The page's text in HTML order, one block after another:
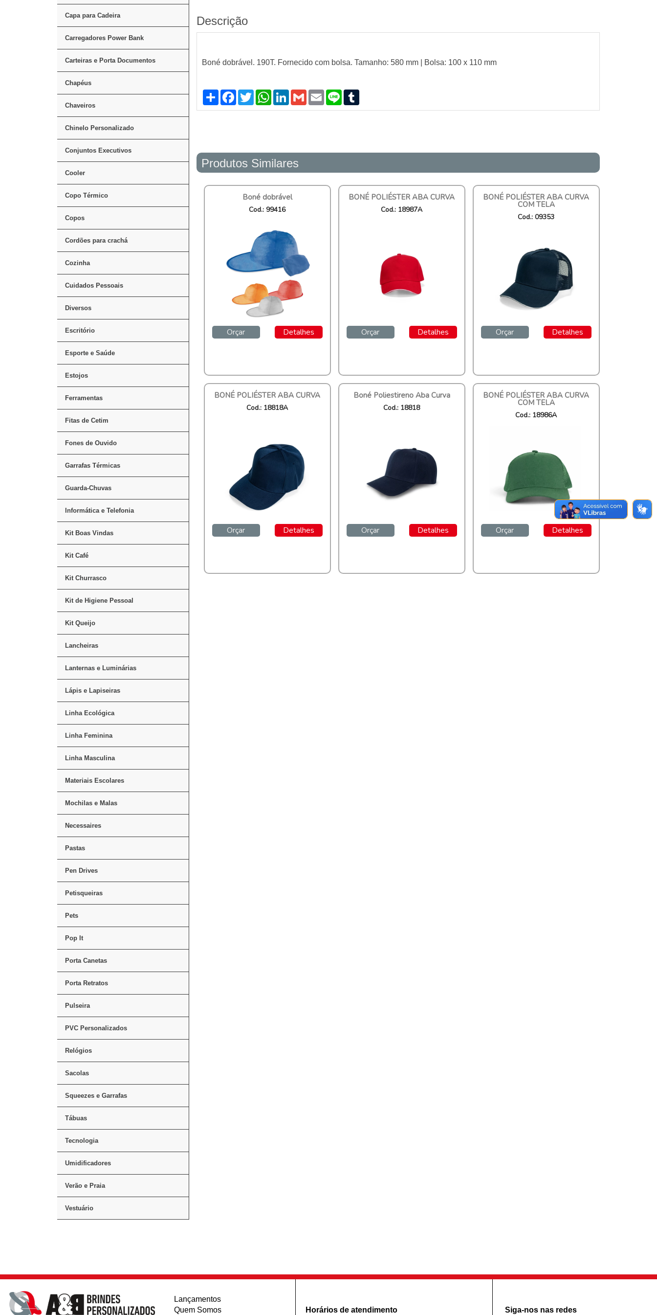
Capa para Cadeira
Carregadores Power Bank
Carteiras e Porta Documentos
Chapéus
Chaveiros
Chinelo Personalizado
Conjuntos Executivos
Cooler
Copo Térmico
Copos
Cordões para crachá
Cozinha
Cuidados Pessoais
Diversos
Escritório
Esporte e Saúde
Estojos
Ferramentas
Fitas de Cetim
Fones de Ouvido
Garrafas Térmicas
Guarda-Chuvas
Informática e Telefonia
Kit Boas Vindas
Kit Café
Kit Churrasco
Kit de Higiene Pessoal
Kit Queijo
Lancheiras
Lanternas e Luminárias
Lápis e Lapiseiras
Linha Ecológica
Linha Feminina
Linha Masculina
Materiais Escolares
Mochilas e Malas
Necessaires
Pastas
Pen Drives
Petisqueiras
Pets
Pop It
Porta Canetas
Porta Retratos
Pulseira
PVC Personalizados
Relógios
Sacolas
Squeezes e Garrafas
Tábuas
Tecnologia
Umidificadores
Verão e Praia
Vestuário
Descrição
Boné dobrável. 190T. Fornecido com bolsa. Tamanho: 580 mm | Bolsa: 100 x 110 mm
Compartilhar
Facebook
TwitterWhatsApp
LinkedIn
GmailEmailLine
Produtos Similares
Boné dobrável
Cod.: 99416
Orçar Detalhes
BONÉ POLIÉSTER ABA CURVA
Cod.: 18987A
Orçar Detalhes
BONÉ POLIÉSTER ABA CURVA
COM TELA
Cod.: 09353
Orçar Detalhes
BONÉ POLIÉSTER ABA CURVA
Cod.: 18818A
Orçar Detalhes
Boné Poliestireno Aba Curva
Cod.: 18818
Orçar Detalhes
BONÉ POLIÉSTER ABA CURVA
COM TELA
Cod.: 18986A
Orçar Detalhes
Lançamentos
Quem Somos
Horários de atendimento Siga-nos nas redes